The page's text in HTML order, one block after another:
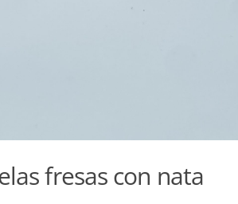
fresas con nata